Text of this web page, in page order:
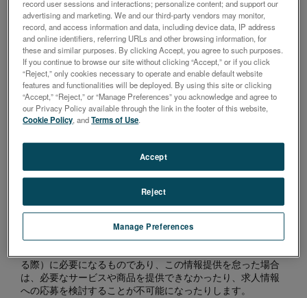
当社のウェブサイト、展示会や当社が事業を行うその他の場
所でフォーム（例：'お問い合わせ'フォーム）に入力・記入さ
れる際
アプリケーションを使用するためのアカウントを作成する際
当社のウェブサイトからドキュメントやアプリケーションを
ダウンロードする際
ニュースレターやその他のお知らせを受け取る登録を行う際
電話、メールやその他の手段で当社の連絡先に問い合わせる
際
求人情報やインターンに応募する際
通常、お客様が当社に提供する個人情報には、氏名、ユーザ
ー名、会社名、住所、電子メールアドレス、電話番号、役
職、職業、業界/セクター、学生であるかどうか、企業の支払
い情報、ソーシャルネットワーキングサイトで公開されてい
る情報、および問い合わせや苦情を解決するために必要な個
人情報が含まれる場合があります。この情報はお客様が当社
と取引を行う際（雇用契約や購入契約を行う際や、当社のウ
る際）に必要になるものであり、この情報提供を怠った場合
は、必要なサービスや商品を提供できなかったり、求人情報
への応募を検討することが不可能になったりします。
record user sessions and interactions; personalize content; and support our
advertising and marketing. We and our third-party vendors may monitor,
record, and access information and data, including device data, IP address
and online identifiers, referring URLs and other browsing information, for
these and similar purposes. By clicking Accept, you agree to such purposes.
If you continue to browse our site without clicking “Accept,” or if you click
“Reject,” only cookies necessary to operate and enable default website
features and functionalities will be deployed. By using this site or clicking
“Accept,” “Reject,” or “Manage Preferences” you acknowledge and agree to
our Privacy Policy available through the link in the footer of this website,
Cookie Policy, andTerms of Use.
Manage Preferences
Reject
Accept